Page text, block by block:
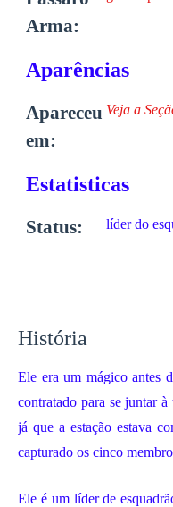
Arma:
Aparências
Apareceu
em:
Veja a
Estatisticas
Status: líder do
História
Ele era um mágico antes
contratado para se juntar
já que a estação estava
capturado os cinco
Ele é um líder de